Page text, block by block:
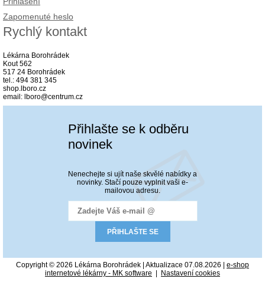
Zapomenuté heslo
Rychlý kontakt
Lékárna Borohrádek
Kout 562
517 24 Borohrádek
tel.: 494 381 345
shop.lboro.cz
email: lboro@centrum.cz
Přihlašte se k odběru
novinek
Nenechejte si ujít naše skvělé nabídky a
novinky. Stačí pouze vyplnit vaši e-
mailovou adresu.
Copyright © 2026 Lékárna Borohrádek | Aktualizace 07.08.2026 | e-shop
internetové lékárny - MK software
Nastavení cookies